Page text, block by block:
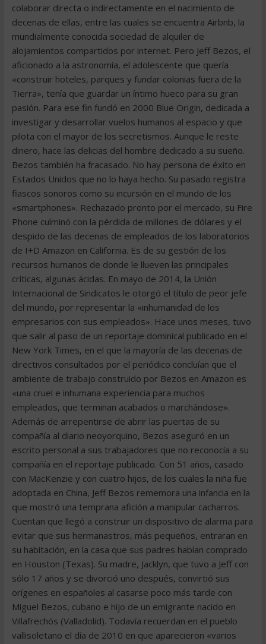
colaborar directa o indirectamente en el nacimiento de
decenas de ellas, entre las cuales se encuentra Airbnb, la
mundialmente conocida sociedad de alquiler de
alojamientos compartidos por internet. Pero Jeff Bezos, el
aficionado a la astronomía, el adolescente que quería
«construir hoteles, parques y fundar colonias fuera de la
Tierra», tenía que guardar un íntimo hueco para su gran
pasión. Para ese fin fundó en 2000 Blue Origin, dedicada a
investigar y desarrollar vuelos humanos al espacio y que
pilota con el mayor de los secretismos. Aunque le reste
dinero, hace las delicias del hombre dedicado a su sueño.
Bezos también ha fracasado. No hay persona de éxito en
Estados Unidos que no lo haya hecho. Su pasado registra
fiascos sonoros como su incursión en el mundo de los
«smartphones». Rechazado pronto por el mercado, su Fire
Phone culminó con la pérdida de millones de dólares y el
despido de las decenas de empleados de los laboratorios
de I+D Amazon en California. Es de su gestión de los
recursos humanos de donde le llueven las principales
críticas, algunas ácidas. En mayo de 2014, la Unión
Internacional de Sindicatos le otorgó el título de peor jefe
del mundo, por representar la «inhumanidad de los
empresarios con sus empleados». Hace unos meses, tuvo
que salir al paso de un reportaje dominical publicado en el
New York Times, en el que la mayoría de las decenas de
directivos consultados por el periódico concluían que el
ambiente de trabajo construido por Bezos en Amazon es
«una cruel e inhumana experiencia para muchos
empleados, que terminan acabados o marchándose».
Además de arrepentirse de abrir las puertas de su
compañía al diario neoyorquino, Bezos aseguró en un
escrito personal a sus trabajadores que no reconocía a su
compañía en el reportaje publicado. Con 51 años, casado
con MacKenzie y con cuatro hijos, de los cuales la niña fue
adoptada en China, Jeff Bezos rememora una infancia en la
que mostró una temprana afición a manipular cacharros.
Cuentan que llegó a construir un dispositivo de alarma para
evitar que sus hermanastros, más pequeños, entraran en
su habitación, en la casa que sus padres habían comprado
en Houston (Texas). Su madre, Jacklyn, que tuvo a Jeff con
sólo 17 años y se divorció uno después, convirtió sus
orígenes en españoles al casarse poco más tarde con
Miguel Bezos, cubano e hijo de un emigrante nacido en
Villafrechós (Valladolid). Todavía recuerdan en el pueblo
vallisoletano el día de 2010 en que aparecieron «varios